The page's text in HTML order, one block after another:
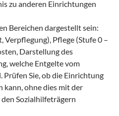
zu anderen Einrichtungen
Bereichen dargestellt sein:
Pflege (Stufe 0 –
Darstellung des
welche Entgelte vom
Prüfen Sie, ob die Einrichtung
kann, ohne dies mit der
Sozialhilfeträgern